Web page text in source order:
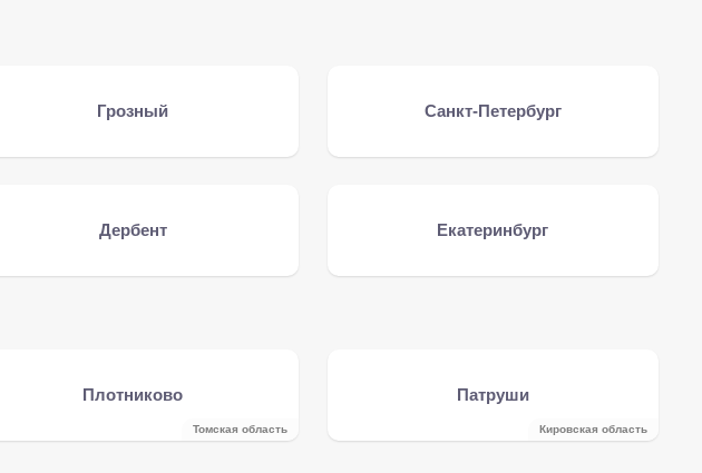
Грозный Санкт-Петербург
Дербент Екатеринбург
Плотниково
Томская область
Патруши
Кировская область